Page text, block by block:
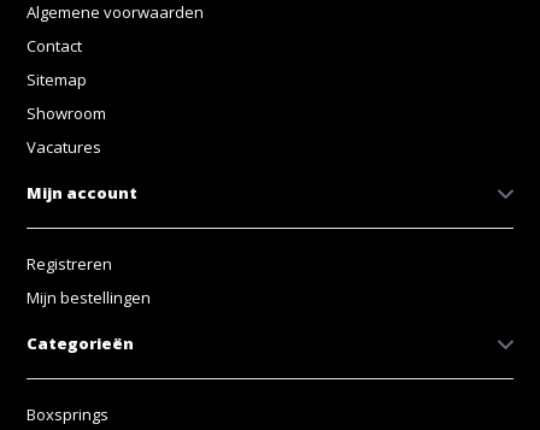
Algemene voorwaarden
Contact
Sitemap
Showroom
Vacatures
Mijn account
Registreren
Mijn bestellingen
Categorieën
Boxsprings